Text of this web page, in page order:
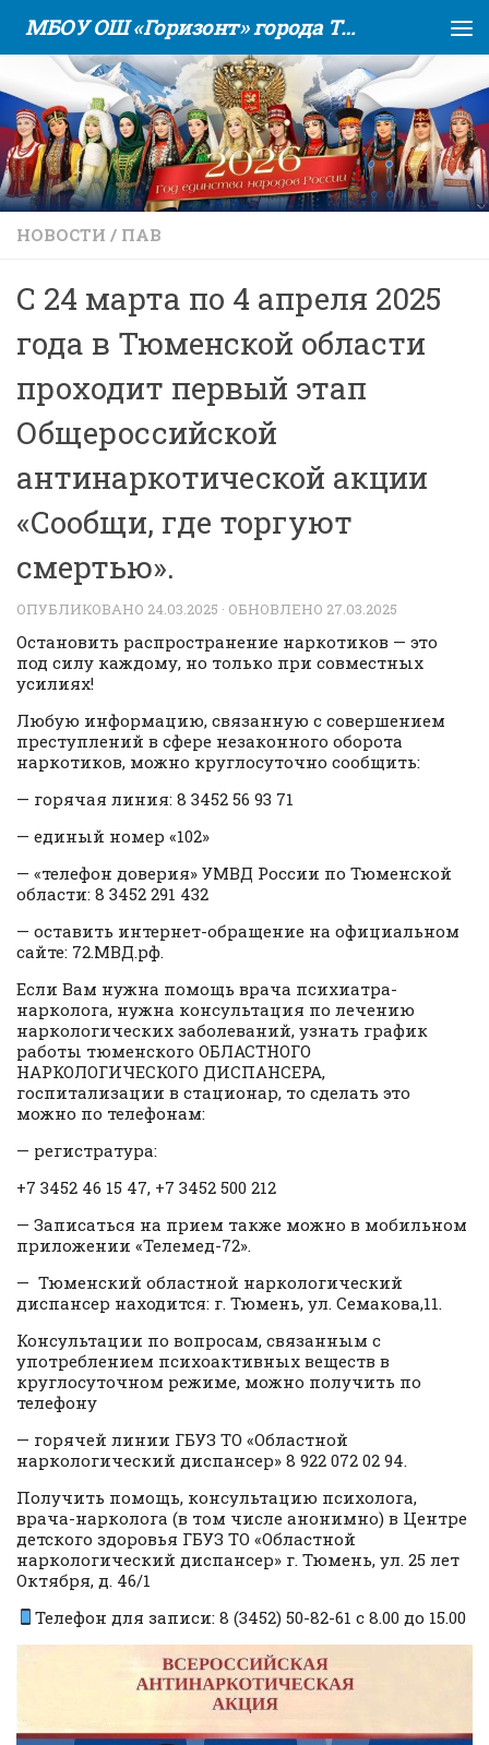
Skip to content МБОУ ОШ «Горизонт» города Тюмени
НОВОСТИ / ПАВ
С 24 марта по 4 апреля 2025
года в Тюменской области
проходит первый этап
Общероссийской
антинаркотической акции
«Сообщи, где торгуют
смертью».
ОПУБЛИКОВАНО 24.03.2025 · ОБНОВЛЕНО 27.03.2025
Остановить распространение наркотиков — это
под силу каждому, но только при совместных
усилиях!
Любую информацию, связанную с совершением
преступлений в сфере незаконного оборота
наркотиков, можно круглосуточно сообщить:
— горячая линия: 8 3452 56 93 71
— единый номер «102»
— «телефон доверия» УМВД России по Тюменской
области: 8 3452 291 432
— оставить интернет-обращение на официальном
сайте: 72.МВД.рф.
Если Вам нужна помощь врача психиатра-
нарколога, нужна консультация по лечению
наркологических заболеваний, узнать график
работы тюменского ОБЛАСТНОГО
НАРКОЛОГИЧЕСКОГО ДИСПАНСЕРА,
госпитализации в стационар, то сделать это
можно по телефонам:
— регистратура:
+7 3452 46 15 47, +7 3452 500 212
— Записаться на прием также можно в мобильном
приложении «Телемед-72».
— Тюменский областной наркологический
диспансер находится: г. Тюмень, ул. Семакова,11.
Консультации по вопросам, связанным с
употреблением психоактивных веществ в
круглосуточном режиме, можно получить по
телефону
— горячей линии ГБУЗ ТО «Областной
наркологический диспансер» 8 922 072 02 94.
Получить помощь, консультацию психолога,
врача-нарколога (в том числе анонимно) в Центре
детского здоровья ГБУЗ ТО «Областной
наркологический диспансер» г. Тюмень, ул. 25 лет
Октября, д. 46/1
Телефон для записи: 8 (3452) 50-82-61 с 8.00 до 15.00